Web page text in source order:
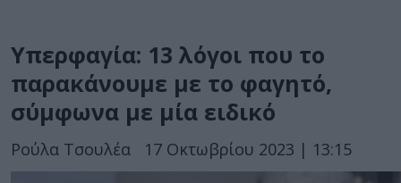
Υπερφαγία: 13 λόγοι που το
παρακάνουμε με το φαγητό,
σύμφωνα με μία ειδικό
Ρούλα Τσουλέα 17 Οκτωβρίου 2023 | 13:15